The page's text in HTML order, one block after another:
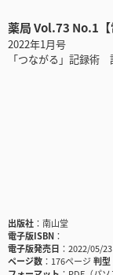
薬局 Vol.73 No.1【
2022年1月号
「つながる」記録術
出版社
南山堂
電子版ISBN
電子版発売日
2022/05/23
ページ数
176ページ判型